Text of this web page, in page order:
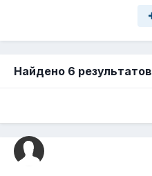
Найдено 6 результатов